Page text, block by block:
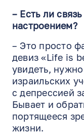
– Есть ли
настроением?
– Это просто
девиз «Life is
увидеть,
израильских
с депрессией
Бывает и
портящееся
жизни.